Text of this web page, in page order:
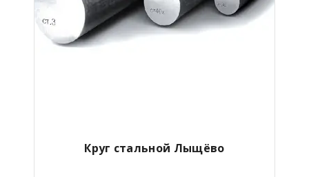
Круг стальной Лыщёво